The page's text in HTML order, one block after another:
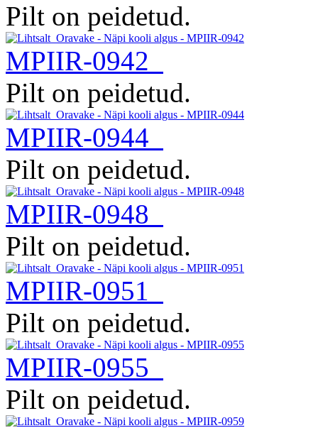
Pilt on peidetud.
MPIIR-0942
Pilt on peidetud.
MPIIR-0944
Pilt on peidetud.
MPIIR-0948
Pilt on peidetud.
MPIIR-0951
Pilt on peidetud.
MPIIR-0955
Pilt on peidetud.